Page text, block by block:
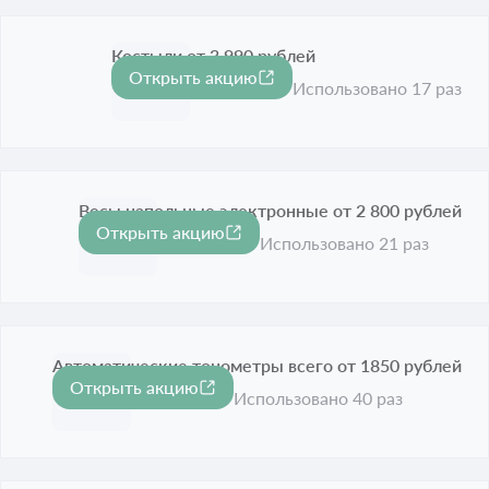
Костыли от 3 990 рублей
Срок акции истёк
Открыть акцию
Использовано 17 раз
Весы напольные электронные от 2 800 рублей
Срок акции истёк
Открыть акцию
Использовано 21 раз
Автоматические тонометры всего от 1850 рублей
Срок акции истёк
Открыть акцию
Использовано 40 раз